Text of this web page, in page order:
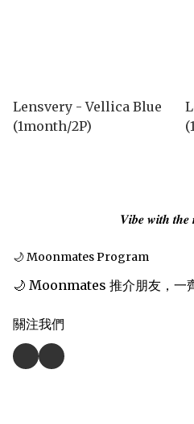
Lensvery - Vellica Blue
(1month/2P)
𝑽𝒊𝒃𝒆 𝒘𝒊𝒕𝒉
🌙 Moonmates Program
🌙 Moonmates 推介朋友，一
關注我們